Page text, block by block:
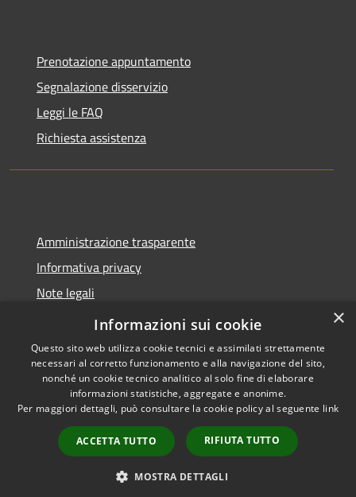
Prenotazione appuntamento
Segnalazione disservizio
Leggi le FAQ
Richiesta assistenza
Amministrazione trasparente
Informativa privacy
Note legali
Dichiarazione di accessibilità
Accessibilità
Copyright © 2026 • Comune di
Castel del Giudice • Powered by
Municipium•
Accesso
redazione
×
Informazioni sui cookie
Questo sito web utilizza cookie tecnici e assimilati strettamente
necessari al corretto funzionamento e alla navigazione del sito,
nonché un cookie tecnico analitico al solo fine di elaborare
informazioni statistiche, aggregate e anonime.
Per maggiori dettagli, può consultare la cookie policy al seguente link
ACCETTA TUTTO RIFIUTA TUTTO
MOSTRA DETTAGLI